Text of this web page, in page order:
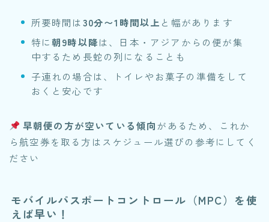
所要時間は30分〜1時間以上 と幅があります
特に朝9時以降は、日本・アジアからの便が集
中するため長蛇の列になることも
子連れの場合は、トイレやお菓子の準備をして
おくと安心です
早朝便の方が空いている傾向 があるため、これか
ら航空券を取る方はスケジュール選びの参考にしてく
ださい
モバイルパスポートコントロール（MPC）を使
えば早い！